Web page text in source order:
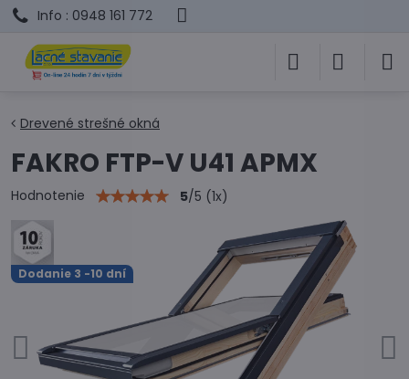
Info : 0948 161 772
Dodanie 3 -10 dní
Drevené strešné okná
FAKRO FTP-V U41 APMX
Hodnotenie 5/5 (1x)